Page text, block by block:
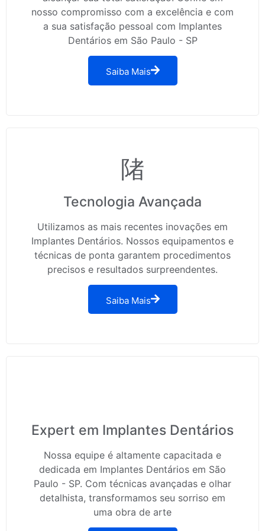
nosso compromisso com a excelência e com
a sua satisfação pessoal com Implantes
Dentários em São Paulo - SP
Saiba Mais
Tecnologia Avançada
Utilizamos as mais recentes inovações em
Implantes Dentários. Nossos equipamentos e
técnicas de ponta garantem procedimentos
precisos e resultados surpreendentes.
Saiba Mais
Expert em Implantes Dentários
Nossa equipe é altamente capacitada e
dedicada em Implantes Dentários em São
Paulo - SP. Com técnicas avançadas e olhar
detalhista, transformamos seu sorriso em
uma obra de arte